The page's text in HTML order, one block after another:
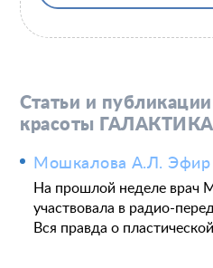
Статьи и
красоты ГАЛАКТИКА
Мошкалова А.Л. Эфир
На прошлой неделе врач
участвовала в радио-
Вся правда о